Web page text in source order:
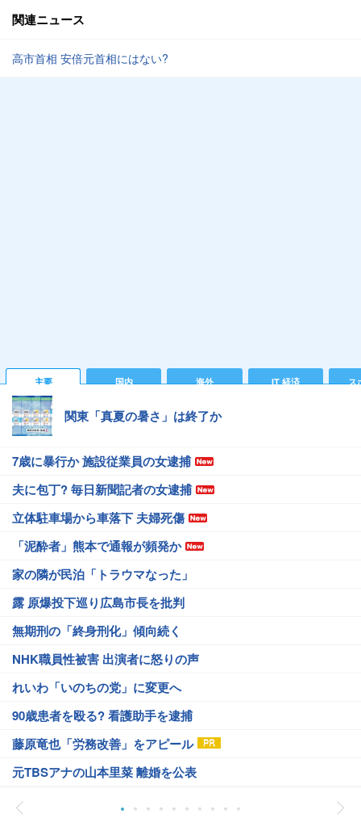
関連ニュース
高市首相 安倍元首相にはない?
主要 国内 海外 IT 経済 ス
関東「真夏の暑さ」は終了か
7歳に暴行か 施設従業員の女逮捕
夫に包丁? 毎日新聞記者の女逮捕
立体駐車場から車落下 夫婦死傷
「泥酔者」熊本で通報が頻発か
家の隣が民泊「トラウマなった」
露 原爆投下巡り広島市長を批判
無期刑の「終身刑化」傾向続く
NHK職員性被害 出演者に怒りの声
れいわ「いのちの党」に変更へ
90歳患者を殴る? 看護助手を逮捕
藤原竜也「労務改善」をアピール
元TBSアナの山本里菜 離婚を公表